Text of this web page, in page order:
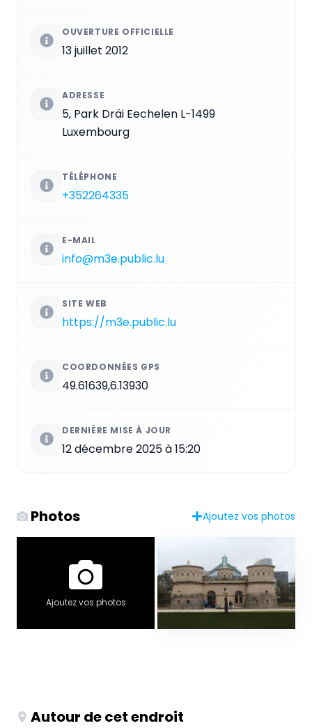
OUVERTURE OFFICIELLE
13 juillet 2012
ADRESSE
5, Park Dräi Eechelen L-1499
Luxembourg
TÉLÉPHONE
+352264335
E-MAIL
info@m3e.public.lu
SITE WEB
https://m3e.public.lu
COORDONNÉES GPS
49.61639,6.13930
DERNIÈRE MISE À JOUR
12 décembre 2025 à 15:20
Photos Ajoutez vos photos
Ajoutez vos photos
Autour de cet endroit